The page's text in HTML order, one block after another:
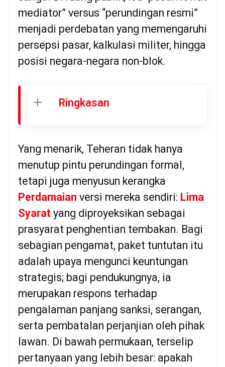
mediator” versus “perundingan resmi”
menjadi perdebatan yang memengaruhi
persepsi pasar, kalkulasi militer, hingga
posisi negara-negara non-blok.
Ringkasan
Yang menarik, Teheran tidak hanya
menutup pintu perundingan formal,
tetapi juga menyusun kerangka
Perdamaian versi mereka sendiri: Lima
Syarat yang diproyeksikan sebagai
prasyarat penghentian tembakan. Bagi
sebagian pengamat, paket tuntutan itu
adalah upaya mengunci keuntungan
strategis; bagi pendukungnya, ia
merupakan respons terhadap
pengalaman panjang sanksi, serangan,
serta pembatalan perjanjian oleh pihak
lawan. Di bawah permukaan, terselip
pertanyaan yang lebih besar: apakah